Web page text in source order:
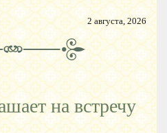
2 августа, 2026
на встречу